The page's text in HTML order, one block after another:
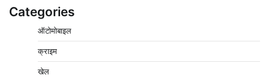
Categories
ऑटोमोबाइल
क्राइम
खेल
बिजली आपूर्ति और मूंग खरीदी की समस्याओं को लेकर किसान